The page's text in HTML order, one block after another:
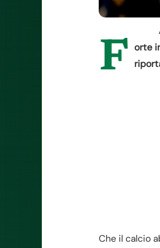
F orte
Che il calcio